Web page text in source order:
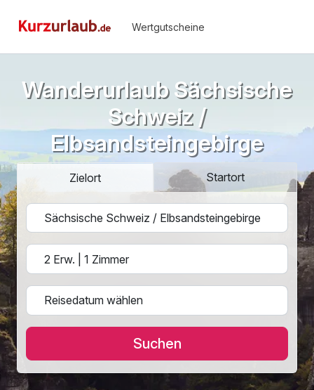
Wertgutscheine
Wanderurlaub Sächsische
Schweiz /
Elbsandsteingebirge
Zielort Startort
Suchen